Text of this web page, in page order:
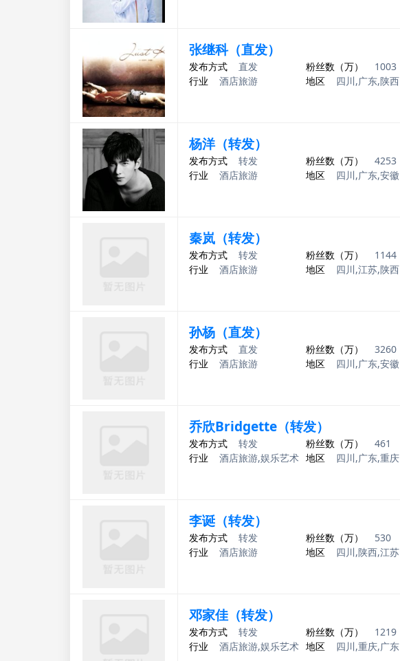
张继科（直发）
发布方式 直发 粉丝数（万） 1003
行业
酒店旅游 地区 四川,广东,陕西
杨洋（转发）
发布方式 转发 粉丝数（万） 4253
行业
酒店旅游 地区 四川,广东,安徽
秦岚（转发）
发布方式 转发 粉丝数（万） 1144
行业
酒店旅游 地区 四川,江苏,陕西
孙杨（直发）
发布方式 直发 粉丝数（万） 3260
行业
酒店旅游 地区 四川,广东,安徽
乔欣Bridgette（转发）
发布方式 转发 粉丝数（万） 461
行业
酒店旅游,娱乐艺术 地区 四川,广东,重庆
李诞（转发）
发布方式 转发 粉丝数（万） 530
行业
酒店旅游 地区 四川,陕西,江苏
邓家佳（转发）
发布方式 转发 粉丝数（万） 1219
行业
酒店旅游,娱乐艺术 地区 四川,重庆,广东